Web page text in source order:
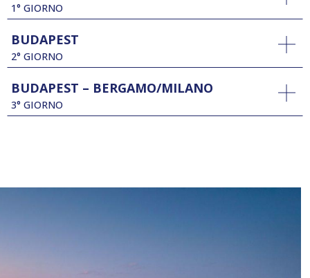
1° GIORNO
BUDAPEST
2° GIORNO
BUDAPEST – BERGAMO/MILANO
3° GIORNO